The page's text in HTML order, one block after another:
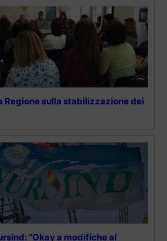
Regione sulla stabilizzazione dei
“Okay a modifiche al